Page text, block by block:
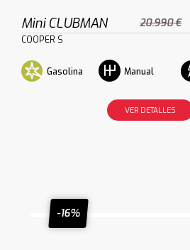
Mini CLUBMAN 20.990 €
COOPER S
Gasolina Manual
VER DETALLES
-16%